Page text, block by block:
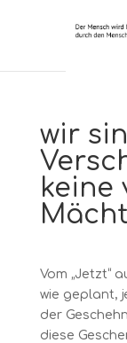
wir
keine
Vom „Jetzt“
wie geplant,
der
diese